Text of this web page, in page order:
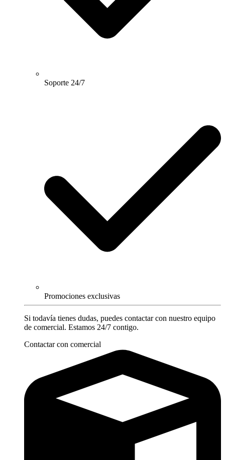
Soporte 24/7
Promociones exclusivas
Si todavía tienes dudas, puedes contactar con nuestro equipo
de comercial. Estamos 24/7 contigo.
Contactar con comercial